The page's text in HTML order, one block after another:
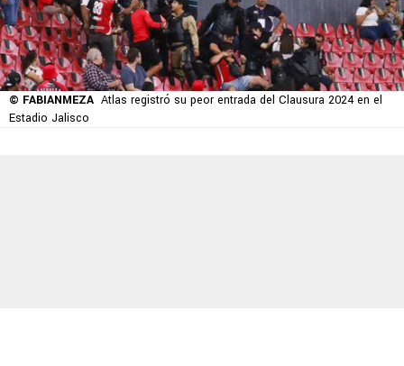
© FABIANMEZA Atlas registró su peor entrada del Clausura 2024 en el
Estadio Jalisco